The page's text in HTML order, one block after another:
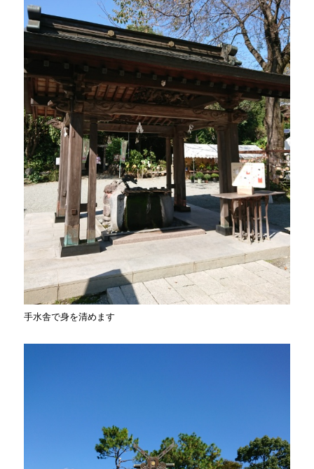
手水舎で身を清めます